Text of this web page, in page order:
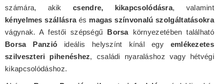
számára, akik csendre, kikapcsolódásra, valamint
kényelmes szállásraés magas színvonalú szolgáltatásokra
vágynak. A festői szépségű Borsakörnyezetében található
Borsa Panzió ideális helyszínt kínál egy emlékezetes
szilveszteri pihenéshez, családi nyaraláshoz vagy hétvégi
kikapcsolódáshoz.